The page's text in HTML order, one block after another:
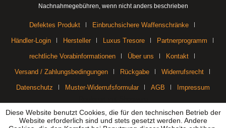
Nachnahmegebühren, wenn nicht anders beschrieben
Defektes Produkt Einbruchsichere Waffenschränke
Händler-Login Hersteller Luxus Tresore Partnerprogramm
rechtliche Vorabinformationen Über uns Kontakt
Versand / Zahlungsbedingungen Rückgabe Widerrufsrecht
Datenschutz Muster-Widerrufsformular AGB
Impressum
Diese Website benutzt Cookies, die für den technischen Betrieb der
Website erforderlich sind und stets gesetzt werden. Andere